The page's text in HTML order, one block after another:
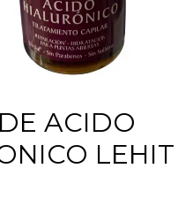
ACIDO